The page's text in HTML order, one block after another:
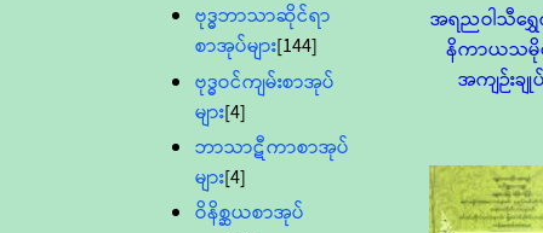
ဗုဒ္ဓဘာသာဆိုင်ရာ
စာအုပ်များ[144]
ဗုဒ္ဓဝင်ကျမ်းစာအုပ်
များ[4]
ဘာသာဋီကာစာအုပ်
များ[4]
ဝိနိစ္ဆယစာအုပ်
အရညဝါသီရွှေ
နိကာယသမို
အကျဉ်းချု